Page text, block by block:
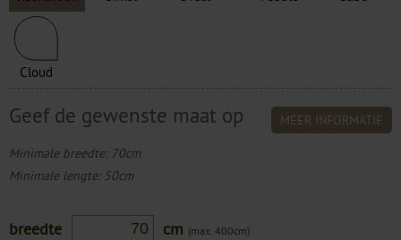
Cloud
Geef de gewenste maat op MEER INFORMATIE
Minimale breedte: 70cm
Minimale lengte: 50cm
breedte cm (max. 400cm)